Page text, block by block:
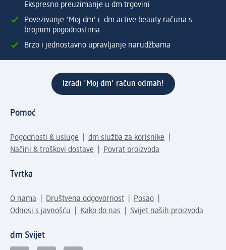
Ekspresno preuzimanje u dm trgovini
Povezivanje 'Moj dm' i dm active beauty računa s
brojnim pogodnostima
Brzo i jednostavno upravljanje narudžbama
Izradi 'Moj dm' račun odmah!
Pomoć
Pogodnosti & usluge
dm služba za korisnike
Načini & troškovi dostave
Povrat proizvoda
Tvrtka
O nama Društvena odgovornost
Posao
Odnosi s javnošću
Kako do nas Svijet naših proizvoda
dm Svijet